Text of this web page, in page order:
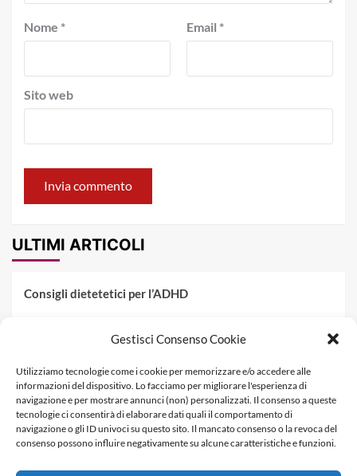
Gestisci Consenso Cookie
Utilizziamo tecnologie come i cookie per memorizzare e/o accedere alle
informazioni del dispositivo. Lo facciamo per migliorare l'esperienza di
navigazione e per mostrare annunci (non) personalizzati. Il consenso a queste
tecnologie ci consentirà di elaborare dati quali il comportamento di
navigazione o gli ID univoci su questo sito. Il mancato consenso o la revoca del
consenso possono influire negativamente su alcune caratteristiche e funzioni.
Nome * Email *
Sito web
ULTIMI ARTICOLI
Consigli dietetetici per l’ADHD
Fenilchetonuria
Dieta militare: come funziona, opinioni e schema tipo per
dimagrire in 3 giorni